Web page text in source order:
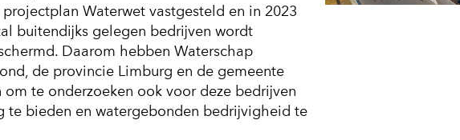
Waterwet vastgesteld en in 2023
buitendijks gelegen bedrijven wordt
Daarom hebben Waterschap
de provincie Limburg en de gemeente
om te onderzoeken ook voor deze bedrijven
te bieden en watergebonden bedrijvigheid te